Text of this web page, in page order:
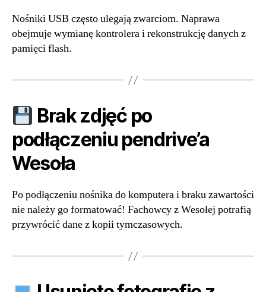
Nośniki USB często ulegają zwarciom. Naprawa
obejmuje wymianę kontrolera i rekonstrukcję danych z
pamięci flash.
Brak zdjęć po
podłączeniu pendrive’a
Wesoła
Po podłączeniu nośnika do komputera i braku zawartości
nie należy go formatować! Fachowcy z Wesołej potrafią
przywrócić dane z kopii tymczasowych.